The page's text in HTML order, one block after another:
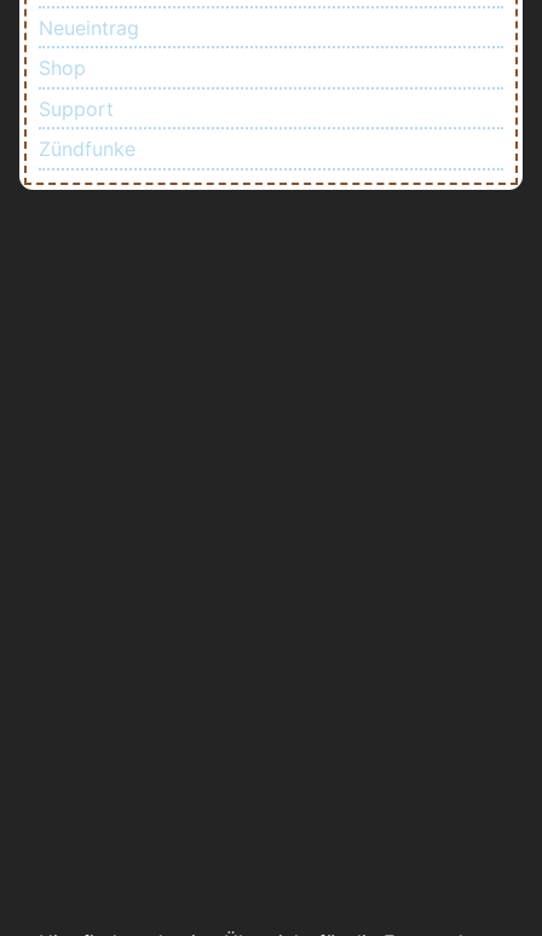
Neueintrag
Shop
Support
Zündfunke